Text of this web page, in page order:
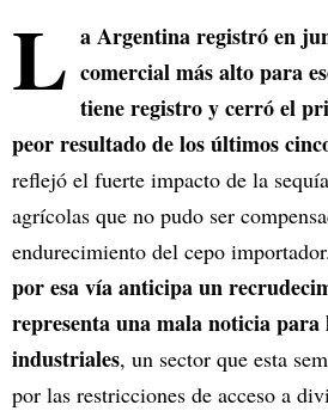
L a Argentina registró en
comercial más alto para
tiene registro y cerró el
peor resultado de los últimos
reflejó el fuerte impacto de la
agrícolas que no pudo ser
endurecimiento del cepo importador.
por esa vía anticipa un
representa una mala noticia para
industriales, un sector que esta
por las restricciones de acceso a